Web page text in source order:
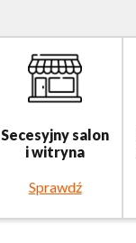
Secesyjny salon
i witryna
Sprawdź